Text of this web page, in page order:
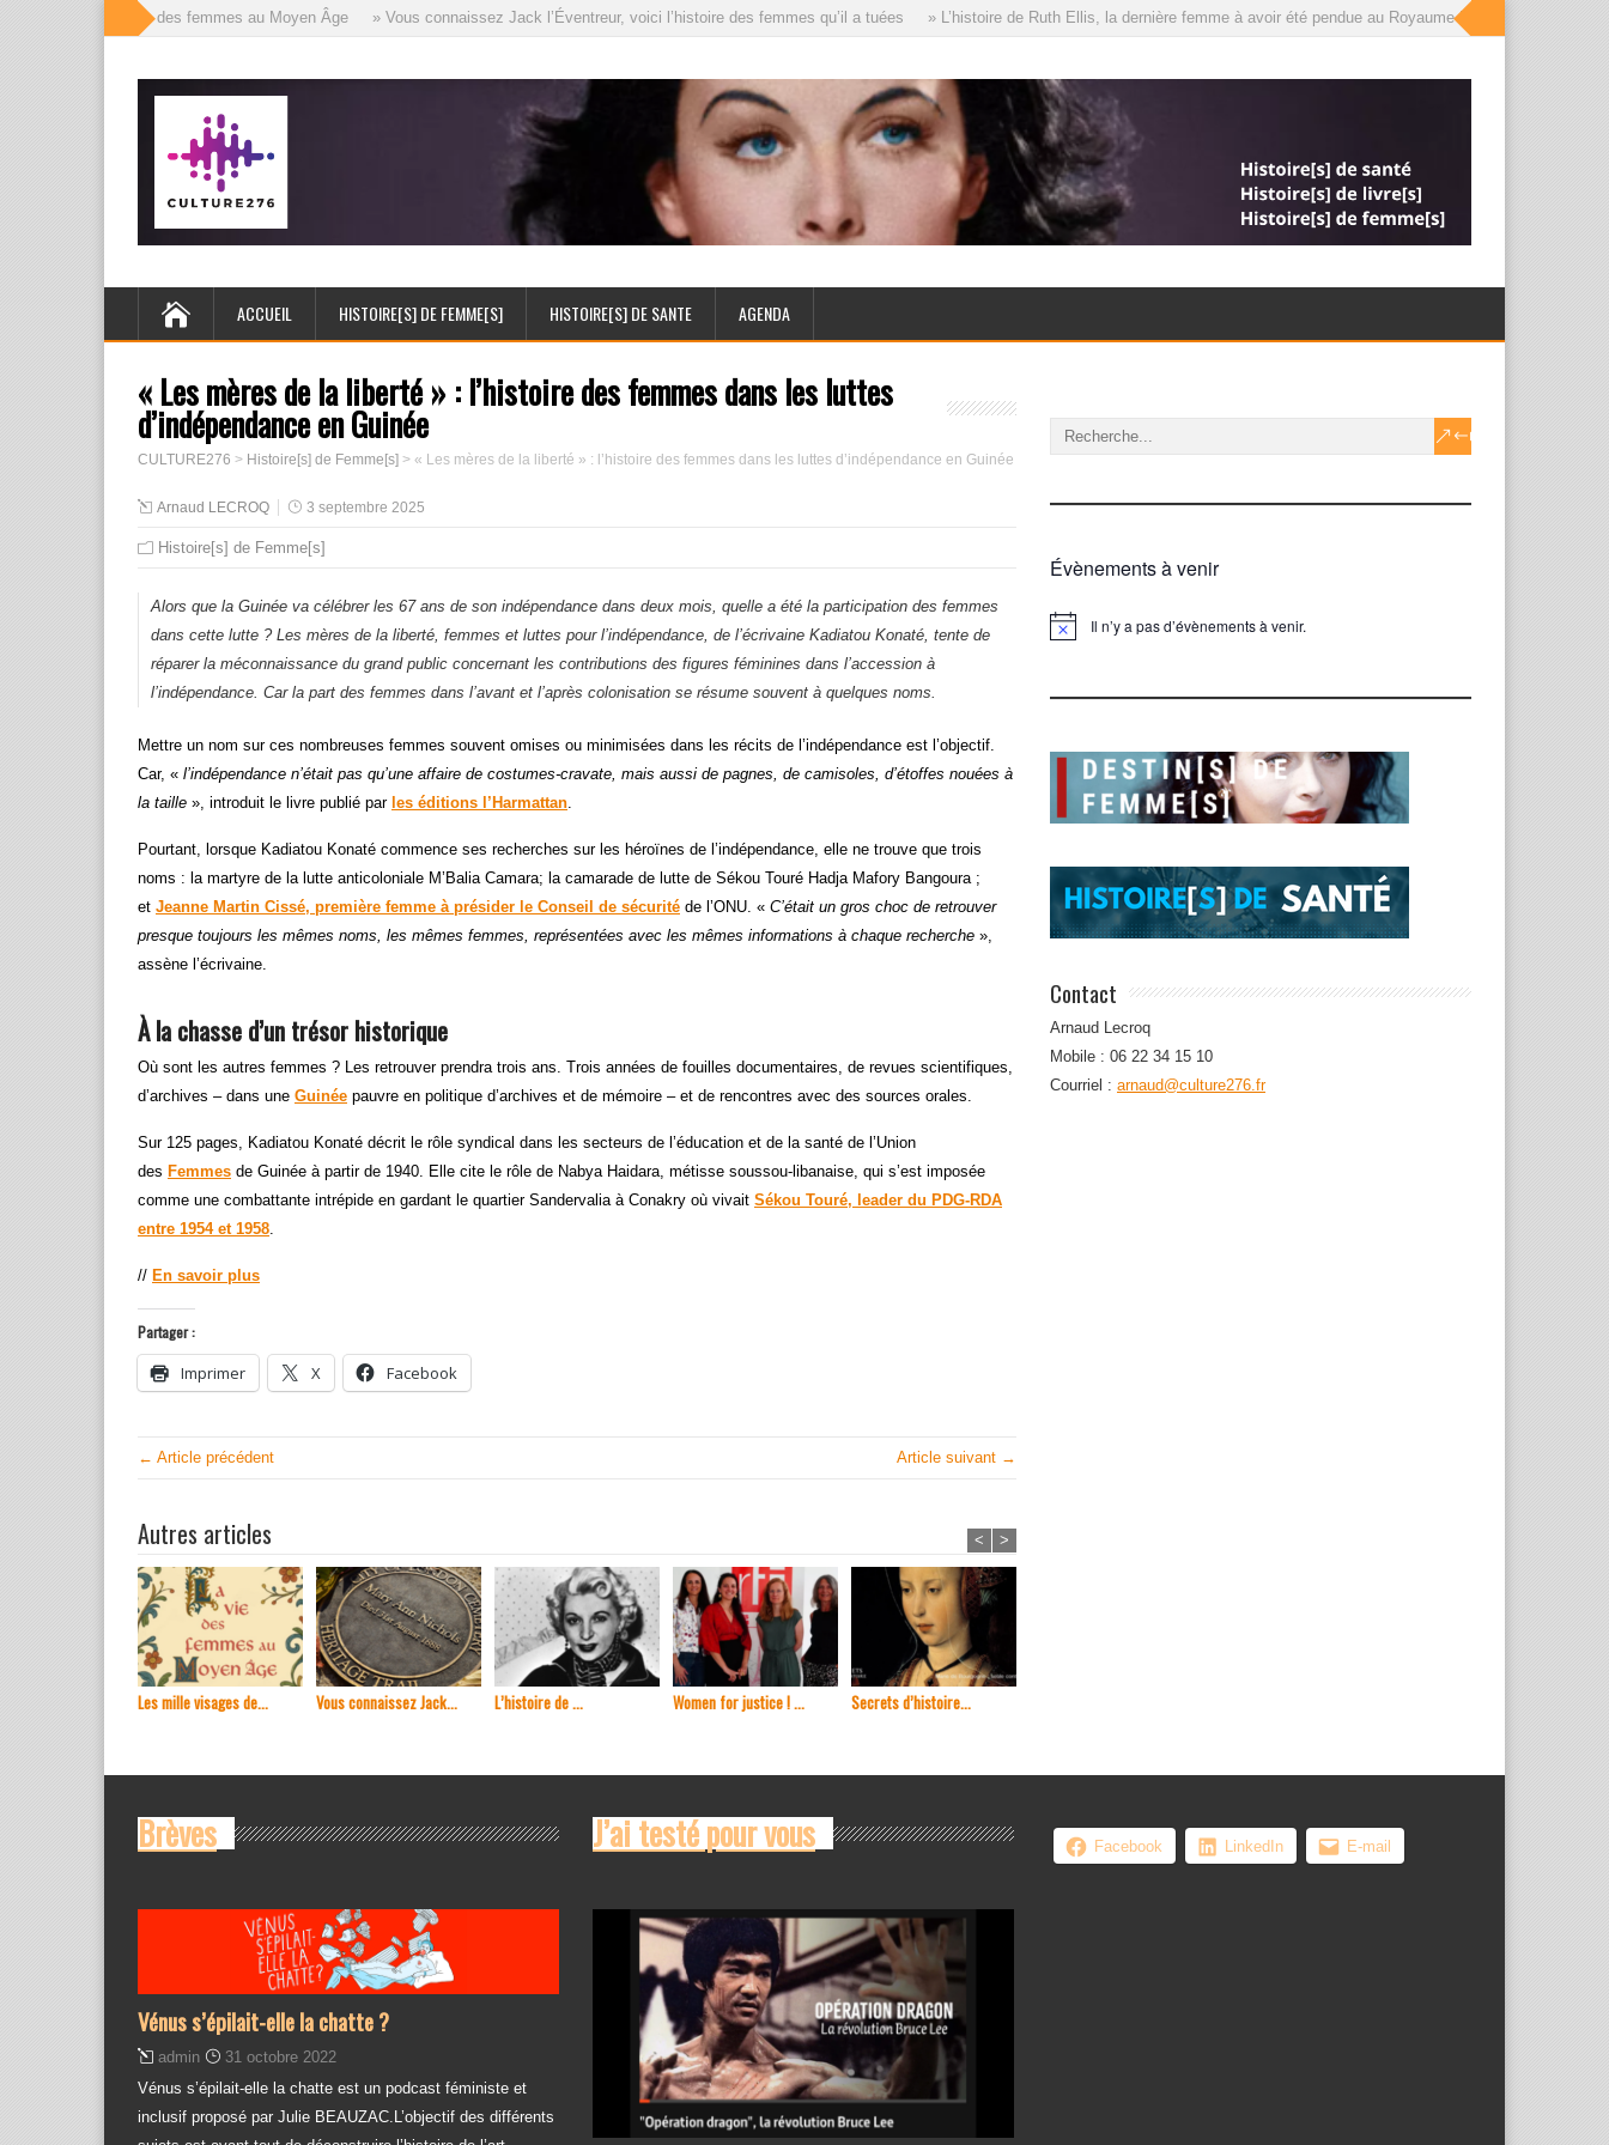
» Les mille visages des femmes au Moyen Âge » Vous connaissez Jack l’Éventreur, voici l’histoire des femmes qu’il a tuées » L’histoire de Ruth Ellis, la dernière femme à avoir été pendue au Royaume-Uni, que le roi a
ACCUEIL HISTOIRE[S] DE FEMME[S] HISTOIRE[S] DE SANTE AGENDA
« Les mères de la liberté » : l’histoire des femmes dans les luttes
d’indépendance en Guinée
CULTURE276 > Histoire[s] de Femme[s] > « Les mères de la liberté » : l’histoire des femmes dans les luttes d’indépendance en Guinée
Arnaud LECROQ 3 septembre 2025
Histoire[s] de Femme[s]
Alors que la Guinée va célébrer les 67 ans de son indépendance dans deux mois, quelle a été la participation des femmes
dans cette lutte ? Les mères de la liberté, femmes et luttes pour l’indépendance, de l’écrivaine Kadiatou Konaté, tente de
réparer la méconnaissance du grand public concernant les contributions des figures féminines dans l’accession à
l’indépendance. Car la part des femmes dans l’avant et l’après colonisation se résume souvent à quelques noms.
Mettre un nom sur ces nombreuses femmes souvent omises ou minimisées dans les récits de l’indépendance est l’objectif.
Car, « l’indépendance n’était pas qu’une affaire de costumes-cravate, mais aussi de pagnes, de camisoles, d’étoffes nouées à
la taille », introduit le livre publié par les éditions l’Harmattan.
Pourtant, lorsque Kadiatou Konaté commence ses recherches sur les héroïnes de l’indépendance, elle ne trouve que trois
noms : la martyre de la lutte anticoloniale M’Balia Camara; la camarade de lutte de Sékou Touré Hadja Mafory Bangoura ;
et Jeanne Martin Cissé, première femme à présider le Conseil de sécurité de l’ONU. « C’était un gros choc de retrouver
presque toujours les mêmes noms, les mêmes femmes, représentées avec les mêmes informations à chaque recherche »,
assène l’écrivaine.
À la chasse d’un trésor historique
Où sont les autres femmes ? Les retrouver prendra trois ans. Trois années de fouilles documentaires, de revues scientifiques,
d’archives – dans une Guinée pauvre en politique d’archives et de mémoire – et de rencontres avec des sources orales.
Sur 125 pages, Kadiatou Konaté décrit le rôle syndical dans les secteurs de l’éducation et de la santé de l’Union
des Femmes de Guinée à partir de 1940. Elle cite le rôle de Nabya Haidara, métisse soussou-libanaise, qui s’est imposée
comme une combattante intrépide en gardant le quartier Sandervalia à Conakry où vivait Sékou Touré, leader du PDG-RDA
entre 1954 et 1958.
// En savoir plus
Partager :
Imprimer X Facebook
← Article précédent Article suivant →
Autres articles
Les mille visages de... Vous connaissez Jack... L’histoire de ... Women for justice ! ... Secrets d’histoire...
< >
Évènements à venir
Notice Il n’y a pas d’évènements à venir.
Contact
Arnaud Lecroq
Mobile : 06 22 34 15 10
Courriel : arnaud@culture276.fr
Brèves
Vénus s’épilait-elle la chatte ?
admin
31 octobre 2022
Vénus s’épilait-elle la chatte est un podcast féministe et
inclusif proposé par Julie BEAUZAC.L’objectif des différents
J’ai testé pour vous Facebook LinkedIn E-mail